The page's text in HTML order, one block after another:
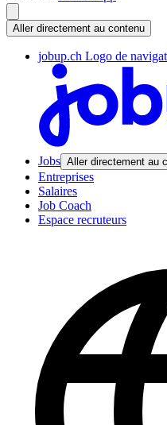
Aller directement au contenu
jobup.ch Logo de
Jobs Aller directement au
Entreprises
Salaires
Job Coach
Espace recruteurs